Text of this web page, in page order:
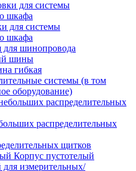
для системы
шкафа
для шинопровода
шины
гибкая
системы (в том
оборудование)
распределительных
щитков
Корпус пустотелый